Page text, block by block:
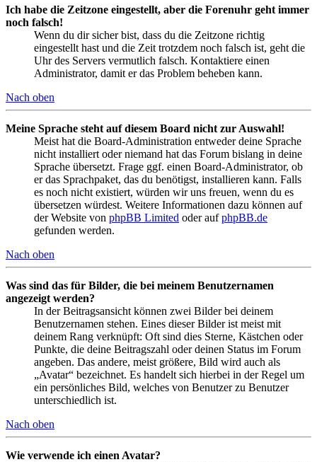
Ich habe die Zeitzone eingestellt, aber die Forenuhr geht immer
noch falsch!
Wenn du dir sicher bist, dass du die Zeitzone richtig
eingestellt hast und die Zeit trotzdem noch falsch ist, geht die
Uhr des Servers vermutlich falsch. Kontaktiere einen
Administrator, damit er das Problem beheben kann.
Nach oben
Meine Sprache steht auf diesem Board nicht zur Auswahl!
Meist hat die Board-Administration entweder deine Sprache
nicht installiert oder niemand hat das Forum bislang in deine
Sprache übersetzt. Frage ggf. einen Board-Administrator, ob
er das Sprachpaket, das du benötigst, installieren kann. Falls
es noch nicht existiert, würden wir uns freuen, wenn du es
übersetzen würdest. Weitere Informationen dazu können auf
der Website von phpBB Limited oder aufphpBB.de
gefunden werden.
Nach oben
Was sind das für Bilder, die bei meinem Benutzernamen
angezeigt werden?
In der Beitragsansicht können zwei Bilder bei deinem
Benutzernamen stehen. Eines dieser Bilder ist meist mit
deinem Rang verknüpft: Oft sind dies Sterne, Kästchen oder
Punkte, die deine Beitragszahl oder deinen Status im Forum
angeben. Das andere, meist größere, Bild wird auch als
„Avatar“ bezeichnet. Es handelt sich hierbei in der Regel um
ein persönliches Bild, welches von Benutzer zu Benutzer
unterschiedlich ist.
Nach oben
Wie verwende ich einen Avatar?